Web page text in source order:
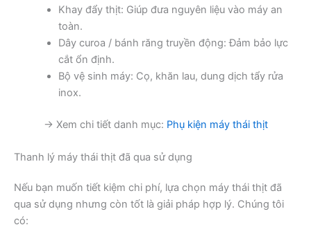
Khay đẩy thịt: Giúp đưa nguyên liệu vào máy an
toàn.
Dây curoa / bánh răng truyền động: Đảm bảo lực
cắt ổn định.
Bộ vệ sinh máy: Cọ, khăn lau, dung dịch tẩy rửa
inox.
→ Xem chi tiết danh mục: Phụ kiện máy thái thịt
Thanh lý máy thái thịt đã qua sử dụng
Nếu bạn muốn tiết kiệm chi phí, lựa chọn máy thái thịt đã
qua sử dụng nhưng còn tốt là giải pháp hợp lý. Chúng tôi
có: